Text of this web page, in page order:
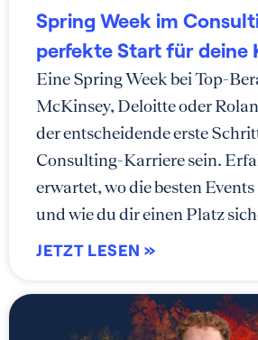
Spring Week im
perfekte Start für deine
Eine Spring Week bei Top-
McKinsey, Deloitte oder
der entscheidende erste
Consulting-Karriere sein.
erwartet, wo die besten
und wie du dir einen Platz
JETZT LESEN »